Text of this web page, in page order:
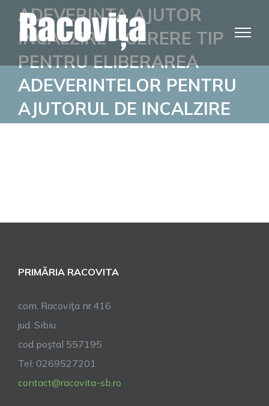
content
ADEVERINTA AJUTOR
INCALZIRE – CERERE TIP
PENTRU ELIBERAREA
ADEVERINTELOR PENTRU
AJUTORUL DE INCALZIRE
PRIMĂRIA RACOVITA
com. Racoviţa nr.416
jud. Sibiu
cod poştal 557195
Tel: 0269527201
contact@racovita-sb.ro